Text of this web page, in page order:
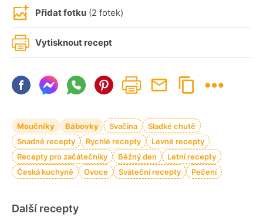
Přidat fotku (2 fotek)
Vytisknout recept
Moučníky Bábovky Svačina
Sladké chutě
Snadné recepty
Rychlé recepty
Levné recepty
Recepty pro začátečníky
Běžný den
Letní recepty
Česká kuchyně
Ovoce Sváteční recepty Pečení
Další recepty